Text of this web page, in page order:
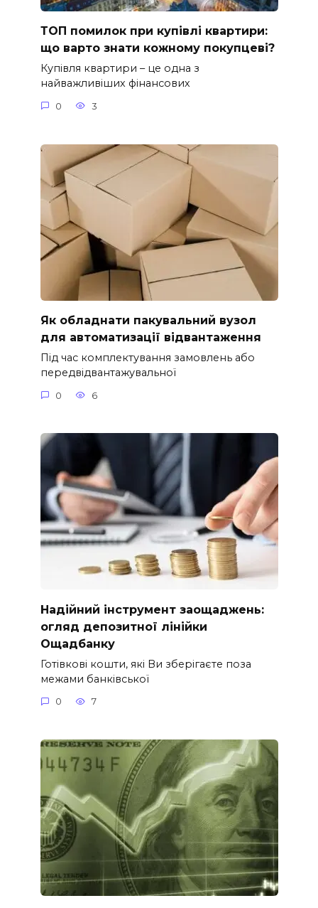
ТОП помилок при купівлі квартири:
що варто знати кожному покупцеві?
Купівля квартири – це одна з
найважливіших фінансових
0 3
Як обладнати пакувальний вузол
для автоматизації відвантаження
Під час комплектування замовлень або
передвідвантажувальної
0 6
Надійний інструмент заощаджень:
огляд депозитної лінійки
Ощадбанку
Готівкові кошти, які Ви зберігаєте поза
межами банківської
0 7